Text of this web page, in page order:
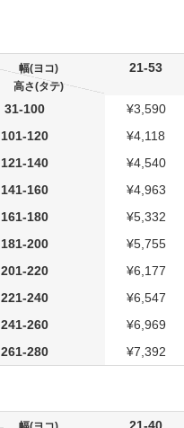
幅(ヨコ)
高さ(タテ)
21-53
31-100 ¥3,590
101-120
¥4,118
121-140
¥4,540
141-160
¥4,963
161-180
¥5,332
181-200
¥5,755
201-220
¥6,177
221-240
¥6,547
241-260
¥6,969
261-280
¥7,392